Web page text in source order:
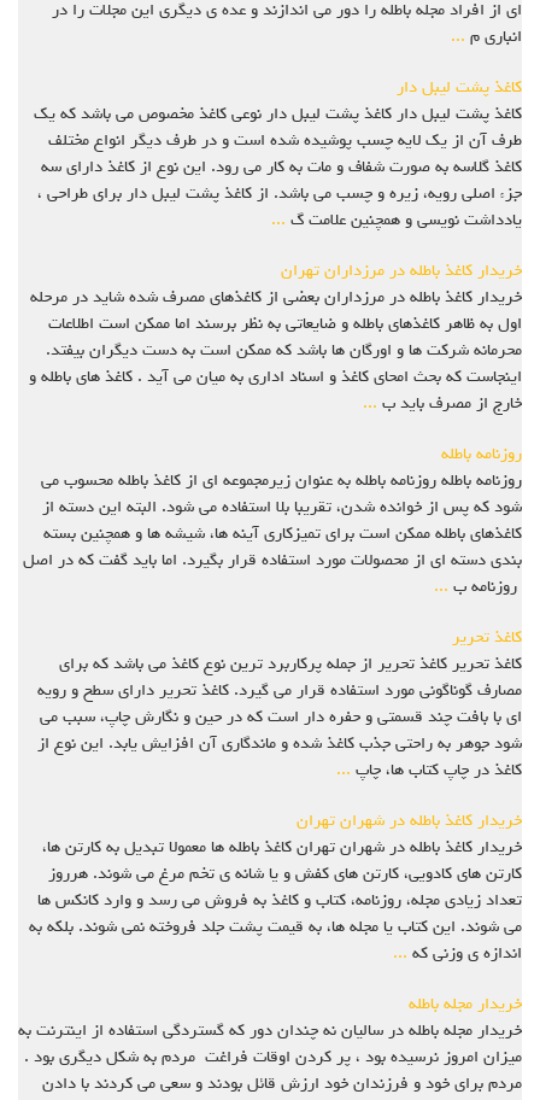
ای از افراد مجله باطله را دور می اندازند و عده ی دیگری این مجلات را در
انباری م ...
کاغذ پشت لیبل دار
کاغذ پشت لیبل دار کاغذ پشت لیبل دار نوعی کاغذ مخصوص می باشد که یک
طرف آن از یک لایه چسب پوشیده شده است و در طرف دیگر انواع مختلف
کاغذ گلاسه به صورت شفاف و مات به کار می رود. این نوع از کاغذ دارای سه
جزء اصلی رویه، زیره و چسب می باشد. از کاغذ پشت لیبل دار برای طراحی ،
یادداشت نویسی و همچنین علامت گ ...
خریدار کاغذ باطله در مرزداران تهران
خریدار کاغذ باطله در مرزداران بعضي از کاغذهاي مصرف شده شايد در مرحله
اول به ظاهر کاغذهاي باطله و ضايعاتي به نظر برسند اما ممکن است اطلاعات
محرمانه شرکت ها و اورگان ها باشد که ممکن است به دست ديگران بيفتد.
اينجاست که بحث امحاي کاغذ و اسناد اداري به ميان مي آيد . کاغذ هاي باطله و
خارج از مصرف بايد ب ...
روزنامه باطله
روزنامه باطله روزنامه باطله به عنوان زیرمجموعه ای از کاغذ باطله محسوب می
شود که پس از خوانده شدن، تقریبا بلا استفاده می شود. البته این دسته از
کاغذهای باطله ممکن است برای تمیزکاری آینه ها، شیشه ها و همچنین بسته
بندی دسته ای از محصولات مورد استفاده قرار بگیرد. اما باید گفت که در اصل
روزنامه ب ...
کاغذ تحریر
کاغذ تحریر کاغذ تحریر از جمله پرکاربرد ترین نوع کاغذ می باشد که برای
مصارف گوناگونی مورد استفاده قرار می گیرد. کاغذ تحریر دارای سطح و رویه
ای با بافت چند قسمتی و حفره دار است که در حین و نگارش چاپ، سبب می
شود جوهر به راحتی جذب کاغذ شده و ماندگاری آن افزایش یابد. این نوع از
کاغذ در چاپ کتاب ها، چاپ ...
خریدار کاغذ باطله در شهران تهران
خریدار کاغذ باطله در شهران تهران کاغذ باطله ها معمولا تبدیل به کارتن ها،
کارتن های کادویی، کارتن های کفش و یا شانه ی تخم مرغ می شوند. هرروز
تعداد زیادی مجله، روزنامه، کتاب و کاغذ به فروش می رسد و وارد کانکس ها
می شوند. این کتاب یا مجله ها، به قیمت پشت جلد فروخته نمی شوند. بلکه به
اندازه ی وزنی که ...
خریدار مجله باطله
خریدار مجله باطله در سالیان نه چندان دور که گستردگی استفاده از اینترنت به
میزان امروز نرسیده بود ، پر کردن اوقات فراغت مردم به شکل دیگری بود .
مردم برای خود و فرزندان خود ارزش قائل بودند و سعی می کردند با دادن